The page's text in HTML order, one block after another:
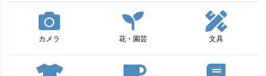
カメラ 花・園芸 文具